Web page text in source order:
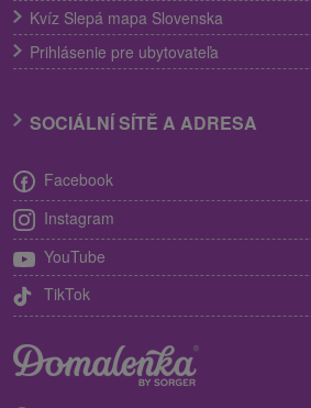
Kvíz Slepá mapa Slovenska
Prihlásenie pre ubytovateľa
SOCIÁLNÍ SÍTĚ A ADRESA
Facebook
Instagram
YouTube
TikTok